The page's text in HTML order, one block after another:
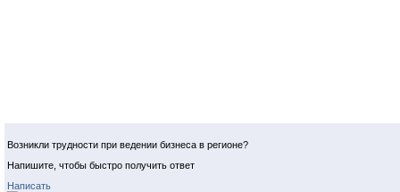
Возникли трудности при ведении бизнеса в регионе?
Напишите, чтобы быстро получить ответ
Написать